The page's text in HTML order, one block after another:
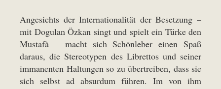
Angesichts der Internationalität der Besetzung –
mit Dogulan Özkan singt und spielt ein Türke den
Mustafà – macht sich Schönleber einen Spaß
daraus, die Stereotypen des Librettos und seiner
immanenten Haltungen so zu übertreiben, dass sie
sich selbst ad absurdum führen. Im von ihm